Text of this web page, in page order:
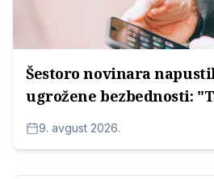
Šestoro novinara
ugrožene bezbednosti:
lična tragedija, već
demokratije"
9. avgust 2026.